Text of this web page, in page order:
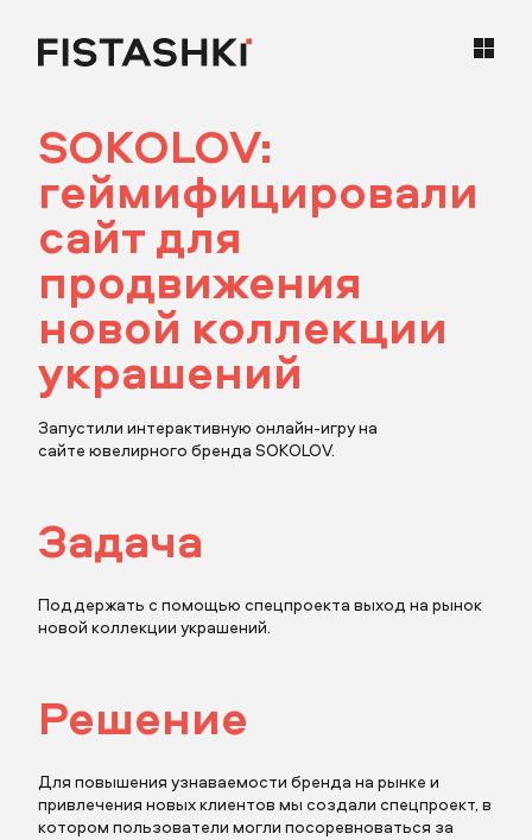
кейсы
статьи
карьера
контакты
SOKOLOV:
геймифицировали
сайт для
продвижения
новой коллекции
украшений
Запустили интерактивную онлайн-игру на
сайте ювелирного бренда SOKOLOV.
Задача
Поддержать с помощью спецпроекта выход на рынок
новой коллекции украшений.
Решение
Для повышения узнаваемости бренда на рынке и
привлечения новых клиентов мы создали спецпроект, в
котором пользователи могли посоревноваться за